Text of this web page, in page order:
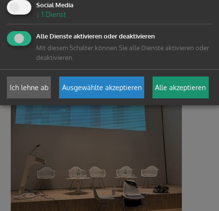
Social Media
↓ 1 Dienst
Alle Dienste aktivieren oder deaktivieren
Mit diesem Schalter können Sie alle Dienste aktivieren oder
deaktivieren.
Ich lehne ab Ausgewählte akzeptieren Alle akzeptieren